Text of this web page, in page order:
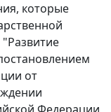
которые
от